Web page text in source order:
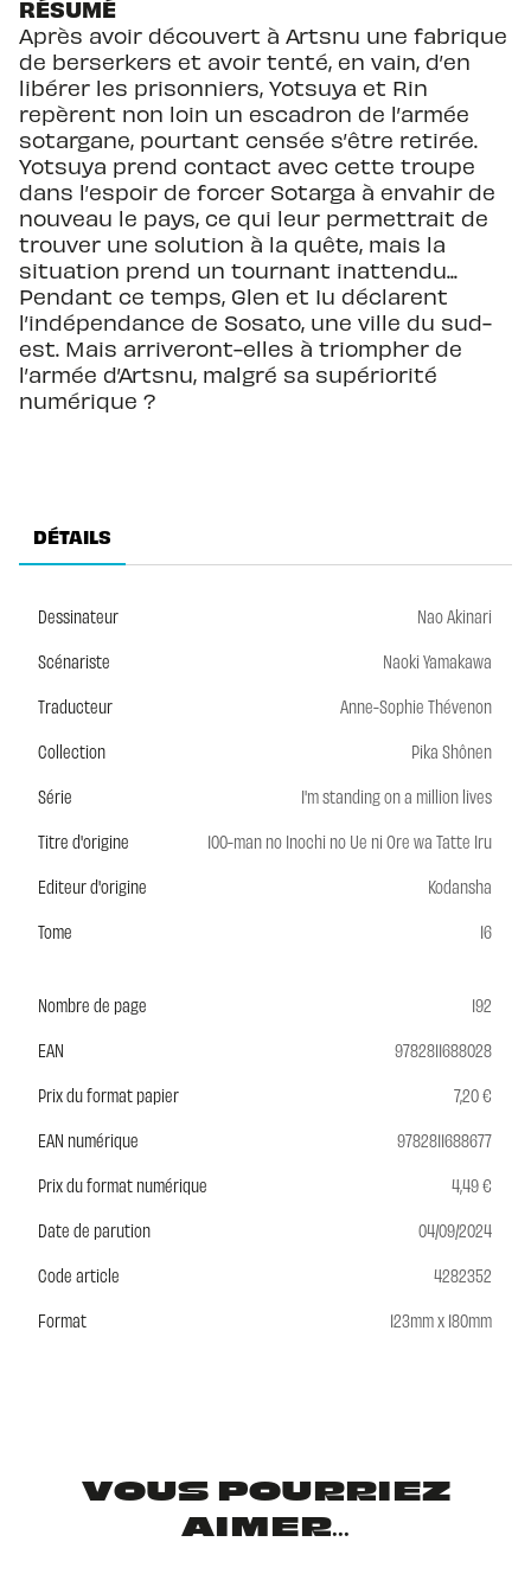
RÉSUMÉ
Après avoir découvert à Artsnu une fabrique
de berserkers et avoir tenté, en vain, d’en
libérer les prisonniers, Yotsuya et Rin
repèrent non loin un escadron de l’armée
sotargane, pourtant censée s’être retirée.
Yotsuya prend contact avec cette troupe
dans l’espoir de forcer Sotarga à envahir de
nouveau le pays, ce qui leur permettrait de
trouver une solution à la quête, mais la
situation prend un tournant inattendu...
Pendant ce temps, Glen et Iu déclarent
l’indépendance de Sosato, une ville du sud-
est. Mais arriveront-elles à triompher de
l’armée d’Artsnu, malgré sa supériorité
numérique ?
DÉTAILS
Dessinateur
Nao Akinari
Scénariste
Naoki Yamakawa
Traducteur
Anne-Sophie Thévenon
Collection
Pika Shônen
Série
I'm standing on a million lives
Titre d'origine
100-man no Inochi no Ue ni Ore wa Tatte Iru
Editeur d'origine
Kodansha
Tome
16
Nombre de page
192
EAN
9782811688028
Prix du format papier
7,20 €
EAN numérique
9782811688677
Prix du format numérique
4,49 €
Date de parution
04/09/2024
Code article
4282352
Format
123mm x 180mm
VOUS POURRIEZ
AIMER...